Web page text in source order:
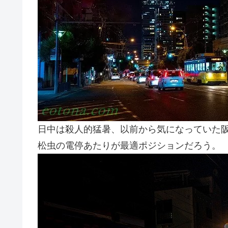
日中は殺人的猛暑、以前から気になっていた
松虫の電停あたりが最適ポジションだろう。